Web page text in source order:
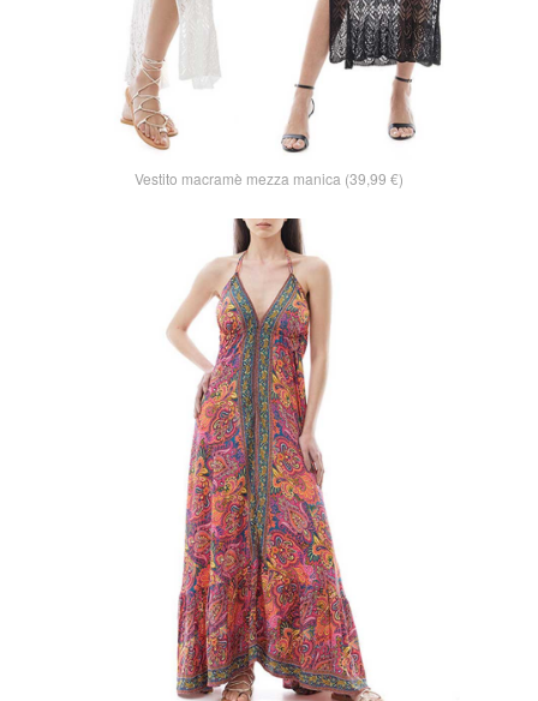
Vestito macramè mezza manica (39,99 €)